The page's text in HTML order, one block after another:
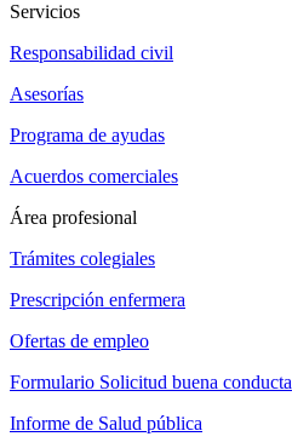
Servicios
Responsabilidad civil
Asesorías
Programa de ayudas
Acuerdos comerciales
Área profesional
Trámites colegiales
Prescripción enfermera
Ofertas de empleo
Formulario Solicitud buena conducta
Informe de Salud pública